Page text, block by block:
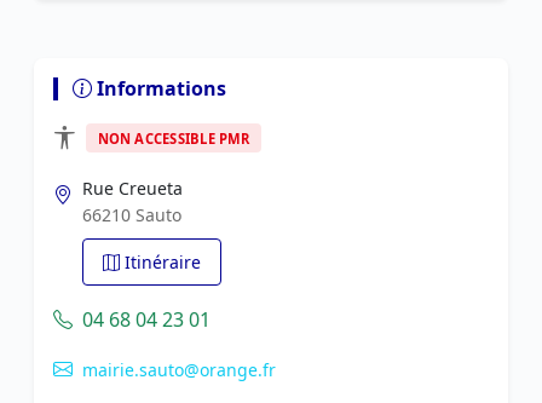
Informations
NON ACCESSIBLE PMR
Rue Creueta
66210 Sauto
Itinéraire
04 68 04 23 01
mairie.sauto@orange.fr